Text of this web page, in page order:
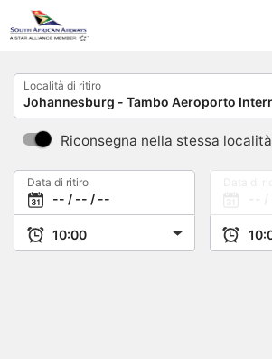
Località di ritiro
Riconsegna nella stessa località
Data di ritiro